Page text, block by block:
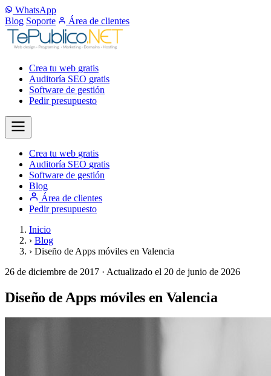
WhatsApp
Blog Soporte Área de clientes
Crea tu web gratis
Auditoría SEO gratis
Software de gestión
Pedir presupuesto
Crea tu web gratis
Auditoría SEO gratis
Software de gestión
Blog
Área de clientes
Pedir presupuesto
Inicio
› Blog
› Diseño de Apps móviles en Valencia
26 de diciembre de 2017 · Actualizado el 20 de junio de 2026
Diseño de Apps móviles en Valencia